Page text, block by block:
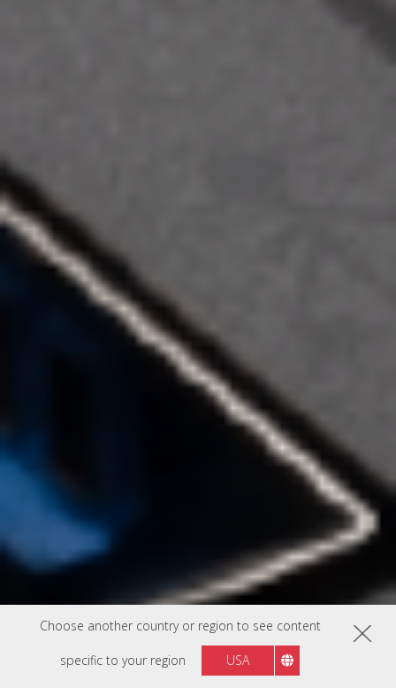
Choose another country or region to see content
specific to your region USA